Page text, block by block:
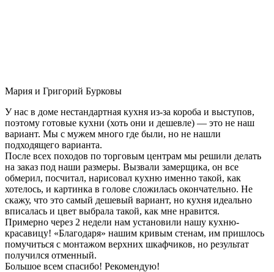
Мария и Григорий Бурковы
У нас в доме нестандартная кухня из-за короба и выступов,
поэтому готовые кухни (хоть они и дешевле) — это не наш
вариант. Мы с мужем много где были, но не нашли
подходящего варианта.
После всех походов по торговым центрам мы решили делать
на заказ под наши размеры. Вызвали замерщика, он все
обмерил, посчитал, нарисовал кухню именно такой, как
хотелось, и картинка в голове сложилась окончательно. Не
скажу, что это самый дешевый вариант, но кухня идеально
вписалась и цвет выбрала такой, как мне нравится.
Примерно через 2 недели нам установили нашу кухню-
красавицу! «Благодаря» нашим кривым стенам, им пришлось
помучиться с монтажом верхних шкафчиков, но результат
получился отменный.
Большое всем спасибо! Рекомендую!